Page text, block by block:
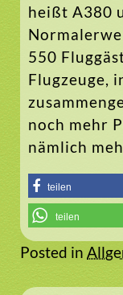
heißt A380
550
Flugzeuge,
noch mehr
nämlich
teilen
teilen
Posted in